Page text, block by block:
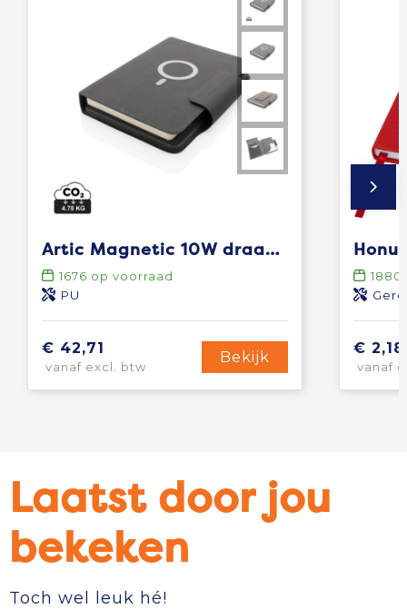
Artic Magnetic 10W draadloos oplaadbaar A5-notitieboek
1676 op voorraad
PU
€ 42,71
vanaf excl. btw
Bekijk
€ 2,18
vanaf
Laatst door jou
bekeken
Toch wel leuk hé!